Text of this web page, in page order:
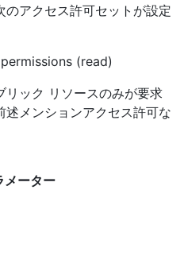
アクセス許可セットが設定
(read)
リック リソースのみが要求
述メンションアクセス許可な
ーター